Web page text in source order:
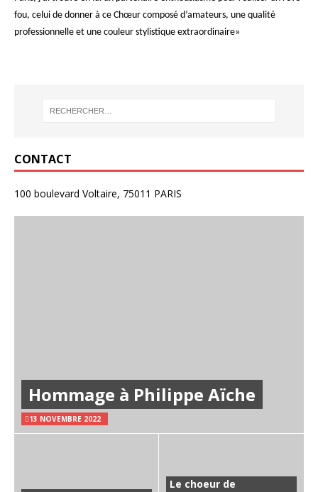
fou, celui de donner à ce Chœur composé d’amateurs, une qualité
professionnelle et une couleur stylistique extraordinaire»
CONTACT
100 boulevard Voltaire, 75011 PARIS
Hommage à Philippe Aïche
13 NOVEMBRE 2022
Le choeur de